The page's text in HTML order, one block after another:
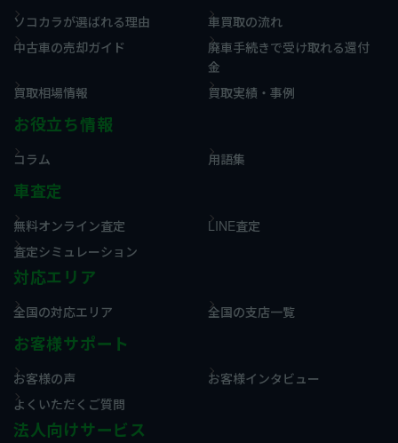
ソコカラが選ばれる理由
車買取の流れ
中古車の売却ガイド
廃車手続きで受け取れる還付
金
買取相場情報
買取実績・事例
お役立ち情報
コラム 用語集
車査定
無料オンライン査定
LINE査定
査定シミュレーション
対応エリア
全国の対応エリア 全国の支店一覧
お客様サポート
お客様の声
お客様インタビュー
よくいただくご質問
法人向けサービス